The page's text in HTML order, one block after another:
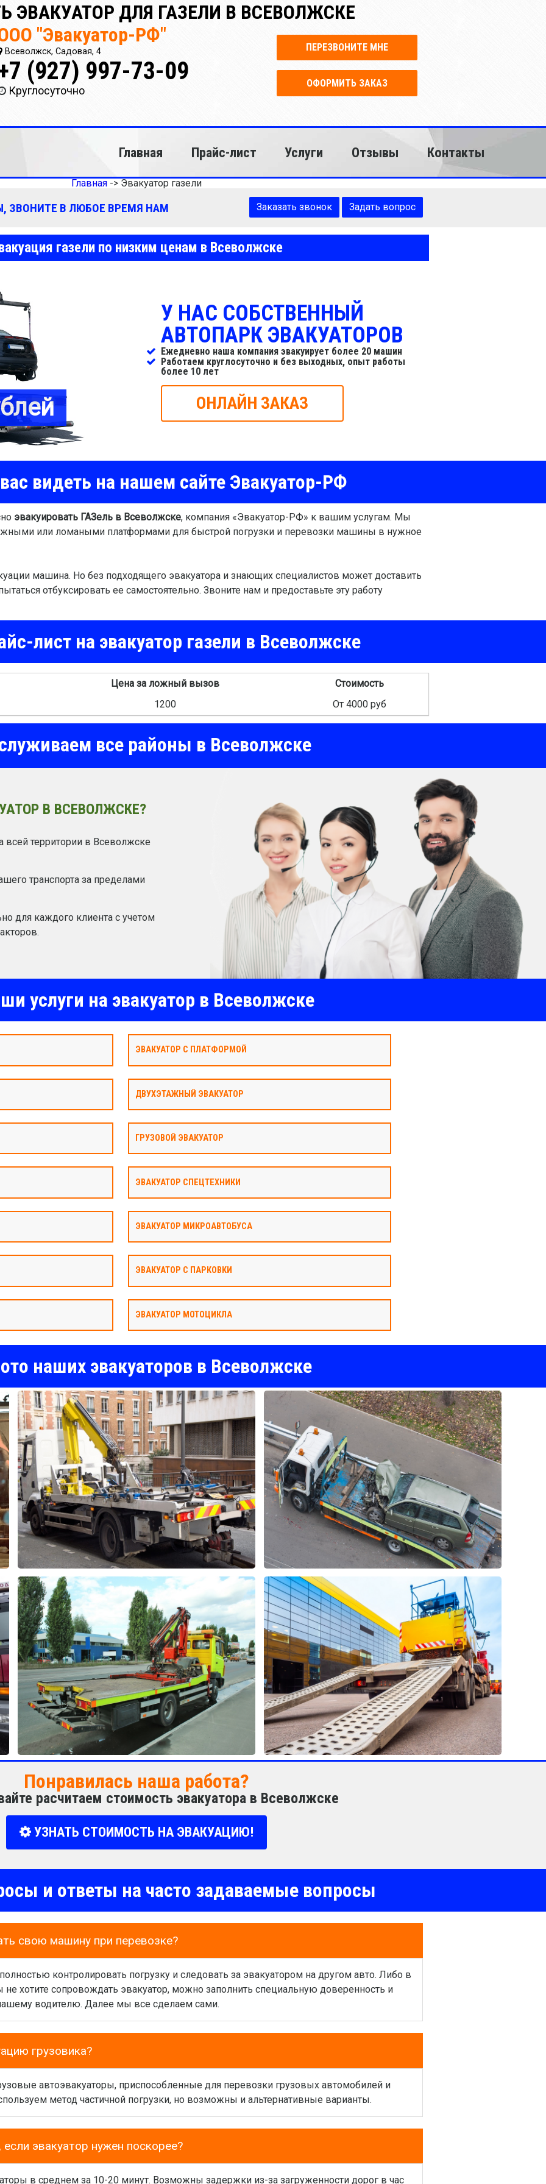
ЭВАКУАТОР ДЛЯ ГАЗЕЛИ В ВСЕВОЛЖСКЕ
"Эвакуатор-РФ"
Всеволжск, Садовая, 4
(927) 997-73-09
Круглосуточно
ПЕРЕЗВОНИТЕ МНЕ
ОФОРМИТЬ ЗАКАЗ
Главная Прайс-лист Услуги Отзывы Контакты
Главная -> Эвакуатор газели
ЗВОНИТЕ В ЛЮБОЕ ВРЕМЯ НАМ Заказать звонок Задать вопрос
газели по низким ценам в Всеволжске
У НАС СОБСТВЕННЫЙ
АВТОПАРК ЭВАКУАТОРОВ
Ежедневно наша компания эвакуирует более 20 машин
Работаем круглосуточно и без выходных, опыт работы
более 10 лет
ОНЛАЙН ЗАКАЗ
видеть на нашем сайте Эвакуатор-РФ
эвакуировать ГАЗель в Всеволжске, компания «Эвакуатор-РФ» к вашим услугам. Мы
или ломаными платформами для быстрой погрузки и перевозки машины в нужное
машина. Но без подходящего эвакуатора и знающих специалистов может доставить
отбуксировать ее самостоятельно. Звоните нам и предоставьте эту работу
лист на эвакуатор газели в Всеволжске
Цена за ложный вызов
Стоимость
1200
От 4000 руб
все районы в Всеволжске
В ВСЕВОЛЖСКЕ?
всей территории в Всеволжске
транспорта за пределами
для каждого клиента с учетом
услуги на эвакуатор в Всеволжске
ЭВАКУАТОР С ПЛАТФОРМОЙ
ДВУХЭТАЖНЫЙ ЭВАКУАТОР
ГРУЗОВОЙ ЭВАКУАТОР
ЭВАКУАТОР СПЕЦТЕХНИКИ
ЭВАКУАТОР МИКРОАВТОБУСА
ЭВАКУАТОР С ПАРКОВКИ
ЭВАКУАТОР МОТОЦИКЛА
наших эвакуаторов в Всеволжске
Понравилась наша работа?
расчитаем стоимость эвакуатора в Всеволжске
УЗНАТЬ СТОИМОСТЬ НА ЭВАКУАЦИЮ!
и ответы на часто задаваемые вопросы
свою машину при перевозке?
контролировать погрузку и следовать за эвакуатором на другом авто. Либо в
не хотите сопровождать эвакуатор, можно заполнить специальную доверенность и
водителю. Далее мы все сделаем сами.
грузовика?
автоэвакуаторы, приспособленные для перевозки грузовых автомобилей и
метод частичной погрузки, но возможны и альтернативные варианты.
эвакуатор нужен поскорее?
в среднем за 10-20 минут. Возможны задержки из-за загруженности дорог в час